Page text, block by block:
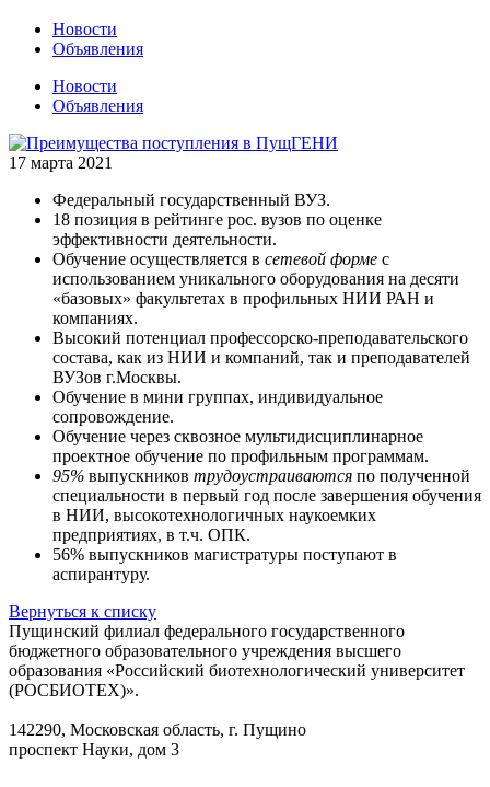
Новости
Объявления
Новости
Объявления
17 марта 2021
Федеральный государственный ВУЗ.
18 позиция в рейтинге рос. вузов по оценке
эффективности деятельности.
Обучение осуществляется в сетевой форме с
использованием уникального оборудования на десяти
«базовых» факультетах в профильных НИИ РАН и
компаниях.
Высокий потенциал профессорско-преподавательского
состава, как из НИИ и компаний, так и преподавателей
ВУЗов г.Москвы.
Обучение в мини группах, индивидуальное
сопровождение.
Обучение через сквозное мультидисциплинарное
проектное обучение по профильным программам.
95% выпускников трудоустраиваются по полученной
специальности в первый год после завершения обучения
в НИИ, высокотехнологичных наукоемких
предприятиях, в т.ч. ОПК.
56% выпускников магистратуры поступают в
аспирантуру.
Вернуться к списку
Пущинский филиал федерального государственного
бюджетного образовательного учреждения высшего
образования «Российский биотехнологический университет
(РОСБИОТЕХ)».
142290, Московская область, г. Пущино
проспект Науки, дом 3